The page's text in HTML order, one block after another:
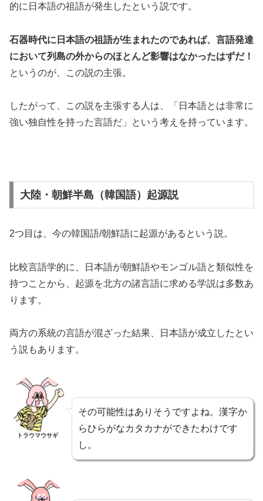
的に日本語の祖語が発生したという説です。
石器時代に日本語の祖語が生まれたのであれば、言語発達
において列島の外からのほとんど影響はなかったはずだ！
というのが、この説の主張。
したがって、この説を主張する人は、「日本語とは非常に
強い独自性を持った言語だ」という考えを持っています。
大陸・朝鮮半島（韓国語）起源説
2つ目は、今の韓国語/朝鮮語に起源があるという説。
比較言語学的に、日本語が朝鮮語やモンゴル語と類似性を
持つことから、起源を北方の諸言語に求める学説は多数あ
ります。
両方の系統の言語が混ざった結果、日本語が成立したとい
う説もあります。
トラウマウサギ
その可能性はありそうですよね。漢字か
らひらがなカタカナができたわけです
し。